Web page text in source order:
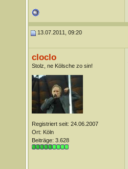
13.07.2011, 09:20
cloclo
Stolz, ne Kölsche zo sin!
Registriert seit: 24.06.2007
Ort: Köln
Beiträge: 3.628